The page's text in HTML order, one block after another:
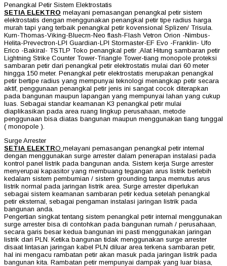
Penangkal Petir Sistem Elektrostatis
SETIA ELEKTRO melayani pemasangan penangkal petir sistem
elektrostatis dengan menggunakan penangkal petir tipe radius harga
murah tapi yang terbaik penangkal petir kovensional Splizen/ Trisula.
Kurn-Thomas-Viking-Bluecrn-Neo flash-Flash Vetron Orion -Nimbus-
Helita-Prevectron-LPI Guardian-LPI Stormaster-EF Evo -Franklin- Ufo
Erico -Bakiral- TSTLP Toko penangkal petir ,Alat Hitung sambaran petir
Lightning Strike Counter Tower-Triangle Tower-tiang monopole proteksi
sambaran petir dari penangkal petir elektrostatis mulai dari 60 meter
hingga 150 meter. Penangkal petir elektrostatis merupakan penangkal
petir bertipe radius yang mempunyai teknologi menangkap petir secara
aktif, penggunaan penangkal petir jenis ini sangat cocok diterapkan
pada bangunan maupun lapangan yang mempunyai lahan yang cukup
luas. Sebagai standar keamanan K3 penangkal petir mulai
diaplikasikan pada area ruang lingkup perusahaan, metode
penggunaan bisa diatas bangunan maupun menggunakan tiang tunggal
( monopole ).
Surge Arrester
SETIA ELEKTRO melayani pemasangan penangkal petir internal
dengan menggunakan surge arrester dalam penerapan instalasi pada
kontrol panel listrik pada bangunan anda. Sistem kerja Surge arrester
menyerupai kapasitor yang membuang tegangan arus listrik berlebih
kedalam sistem pembumian / sistem grounding tanpa memutus arus
listrik normal pada jaringan listrik area. Surge arrester diperlukan
sebagai sistem keamanan sambaran petir kedua setelah penangkal
petir eksternal, sebagai pengaman instalasi jaringan listrik pada
bangunan anda.
Pengertian singkat tentang sistem penangkal petir internal menggunakan
surge arrester bisa di contohkan pada bangunan rumah / perusahaan,
secara garis besar kedua bangunan ini pasti menggunakan jaringan
listrik dari PLN. Ketika bangunan tidak menggunakan surge arrester
disaat lintasan jaringan kabel PLN diluar area terkena sambaran petir,
hal ini mengacu rambatan petir akan masuk pada jaringan listrik pada
bangunan kita. Rambatan petir mempunyai dampak yang luar biasa,